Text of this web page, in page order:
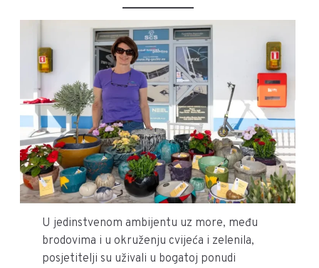
U jedinstvenom ambijentu uz more, među
brodovima i u okruženju cvijeća i zelenila,
posjetitelji su uživali u bogatoj ponudi